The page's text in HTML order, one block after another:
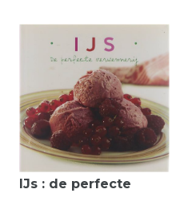
IJs : de perfecte